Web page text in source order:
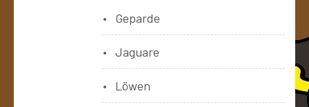
Geparde
Jaguare
Löwen